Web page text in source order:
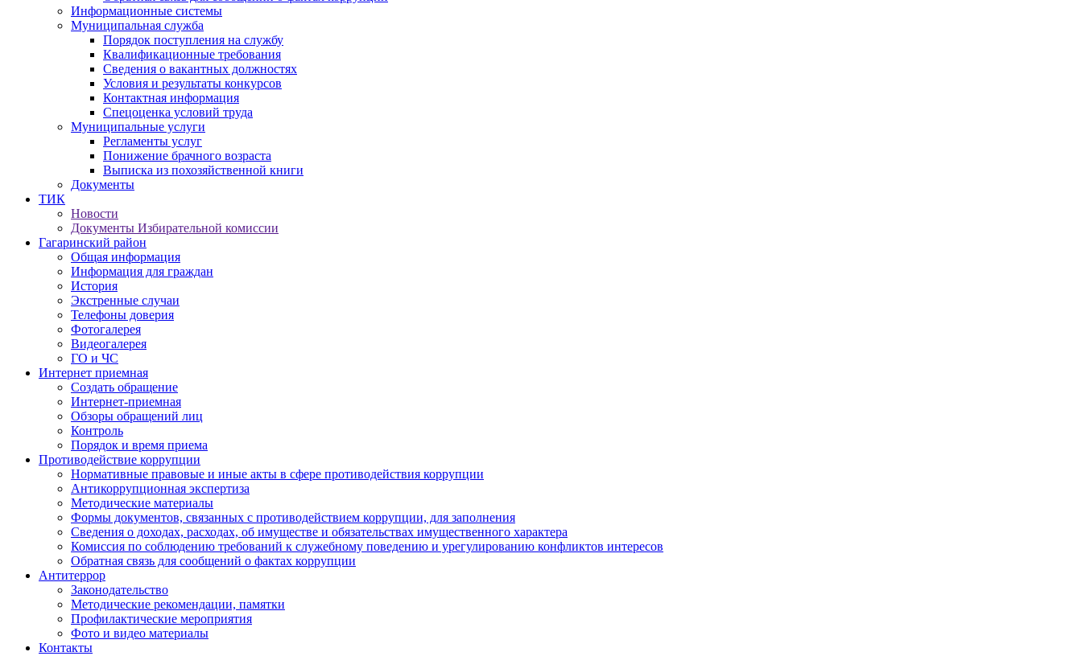
Информационные системы
Муниципальная служба
Порядок поступления на службу
Квалификационные требования
Сведения о вакантных должностях
Условия и результаты конкурсов
Контактная информация
Спецоценка условий труда
Муниципальные услуги
Регламенты услуг
Понижение брачного возраста
Выписка из похозяйственной книги
Документы
ТИК
Новости
Документы Избирательной комиссии
Гагаринский район
Общая информация
Информация для граждан
История
Экстренные случаи
Телефоны доверия
Фотогалерея
Видеогалерея
ГО и ЧС
Интернет приемная
Создать обращение
Интернет-приемная
Обзоры обращений лиц
Контроль
Порядок и время приема
Противодействие коррупции
Нормативные правовые и иные акты в сфере противодействия коррупции
Антикоррупционная экспертиза
Методические материалы
Формы документов, связанных с противодействием коррупции, для заполнения
Сведения о доходах, расходах, об имуществе и обязательствах имущественного характера
Комиссия по соблюдению требований к служебному поведению и урегулированию конфликтов интересов
Обратная связь для сообщений о фактах коррупции
Антитеррор
Законодательство
Методические рекомендации, памятки
Профилактические мероприятия
Фото и видео материалы
Контакты